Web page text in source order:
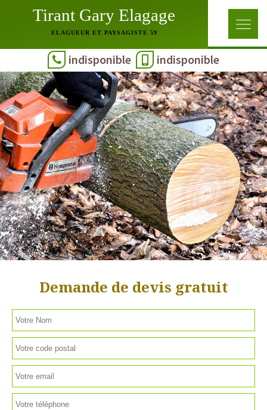
Tirant Gary Elagage
ELAGUEUR ET PAYSAGISTE 59
indisponible indisponible
Demande de devis gratuit